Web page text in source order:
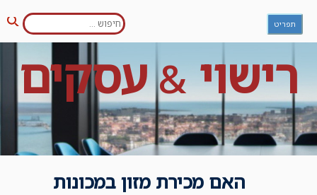
Skip
content
חפש: תפריט
רישוי&עסקים
האם מכירת מזון במכונות